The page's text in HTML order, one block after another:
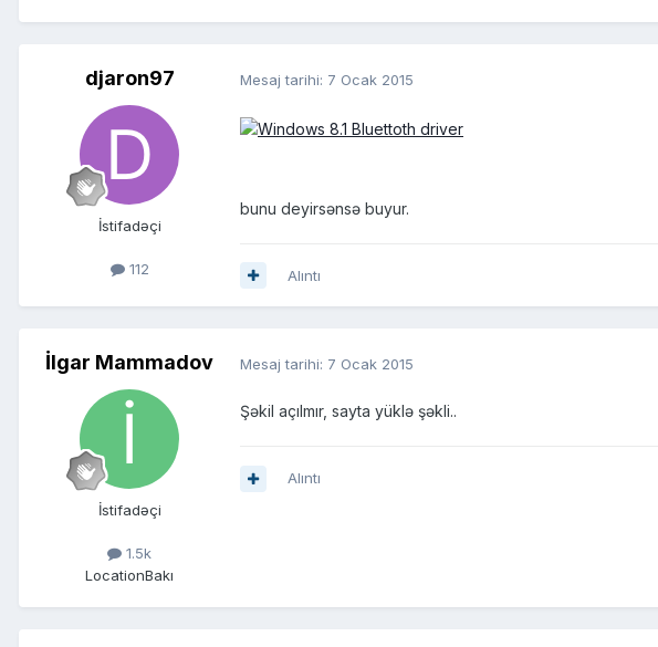
djaron97
İstifadəçi
112
Mesaj tarihi: 7 Ocak 2015
bunu deyirsənsə buyur.
Alıntı
İlgar Mammadov
İstifadəçi
1.5k
LocationBakı
Mesaj tarihi: 7 Ocak 2015
Şəkil açılmır, sayta yüklə şəkli..
Alıntı